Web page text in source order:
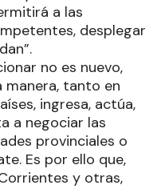
a las
desplegar
no es nuevo,
manera, tanto en
ingresa, actúa,
a negociar las
provinciales o
Es por ello que,
y otras,